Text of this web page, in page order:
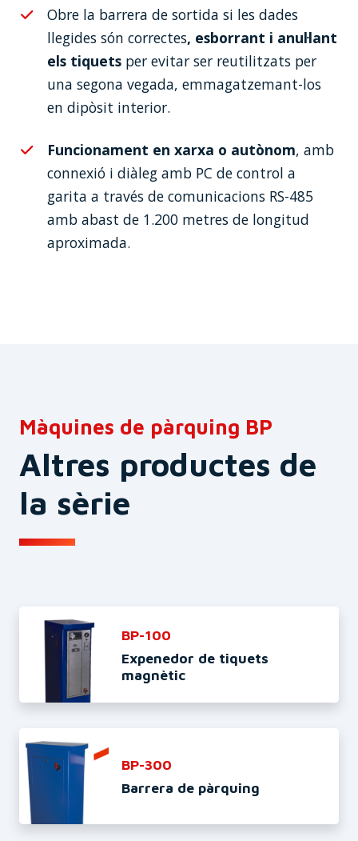
Obre la barrera de sortida si les dades
llegides són correctes, esborrant i anul·lant
els tiquets per evitar ser reutilitzats per
una segona vegada, emmagatzemant-los
en dipòsit interior.
Funcionament en xarxa o autònom, amb
connexió i diàleg amb PC de control a
garita a través de comunicacions RS-485
amb abast de 1.200 metres de longitud
aproximada.
Màquines de pàrquing BP
Altres productes de
la sèrie
BP-100
Expenedor de tiquets
magnètic
BP-300
Barrera de pàrquing